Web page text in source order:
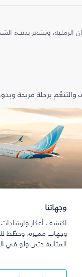
الرملية، وتشعر بدفء
برحلة مريحة
وجهاتنا
اكتشف أفكار
وجهات مميزة، وخطّط
المثالية حتى ولو في